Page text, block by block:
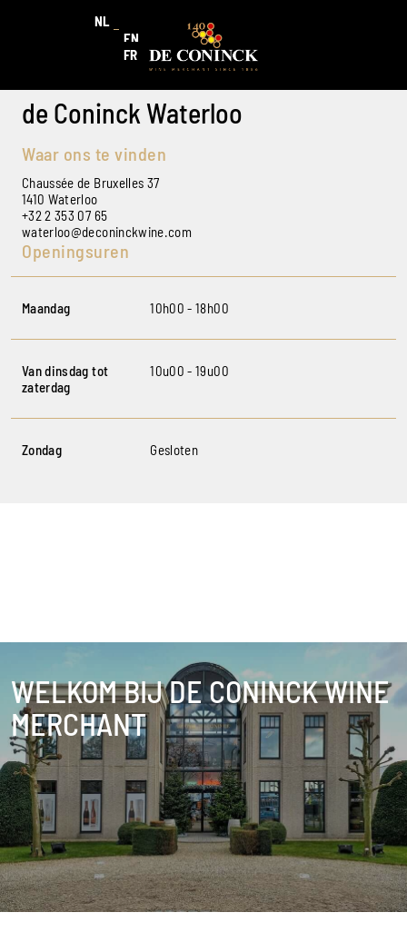
NL
EN
FR
de Coninck Waterloo
Waar ons te vinden
Chaussée de Bruxelles 37
1410 Waterloo
+32 2 353 07 65
waterloo@deconinckwine.com
Openingsuren
Maandag 10h00 - 18h00
Van dinsdag tot
zaterdag
10u00 - 19u00
Zondag Gesloten
WELKOM BIJ DE CONINCK WINE
MERCHANT